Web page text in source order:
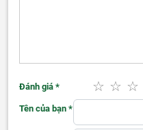
Đánh giá *
Tên của bạn *